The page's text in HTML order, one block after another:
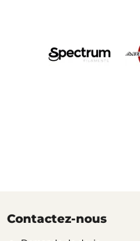
Contactez-nous